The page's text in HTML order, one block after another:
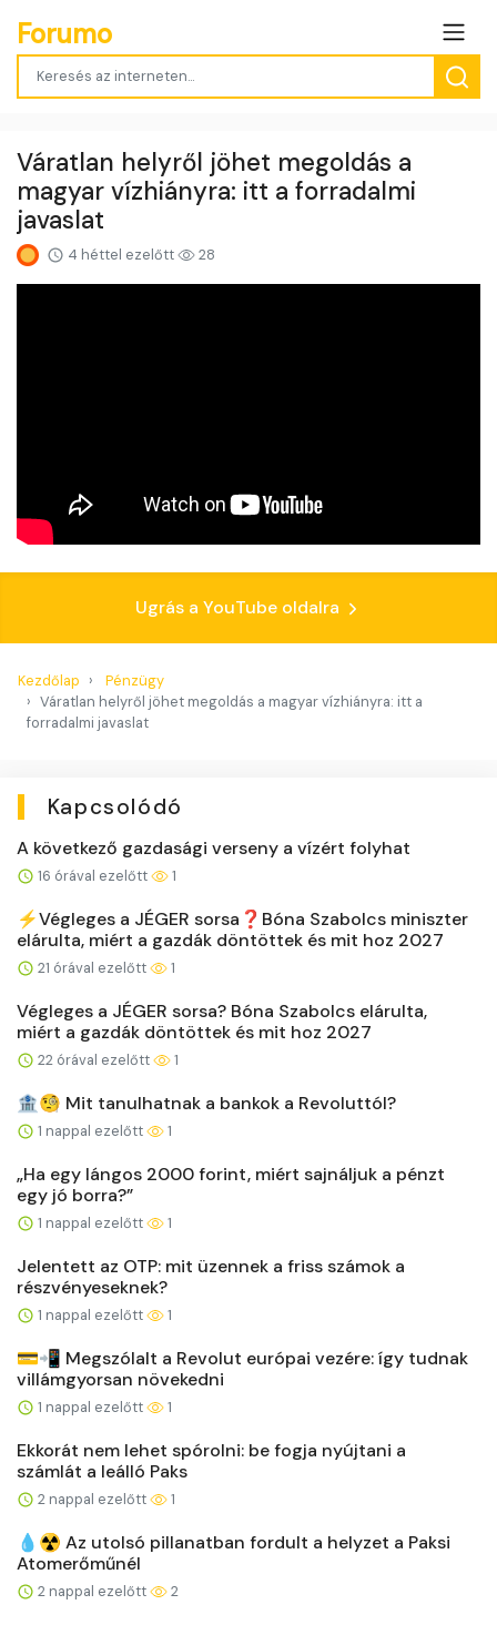
Forumo
Váratlan helyről jöhet megoldás a
magyar vízhiányra: itt a forradalmi
javaslat
4 héttel ezelőtt 28
Ugrás a YouTube oldalra
Kezdőlap
Pénzügy
Váratlan helyről jöhet megoldás a magyar vízhiányra: itt a
forradalmi javaslat
Kapcsolódó
A következő gazdasági verseny a vízért folyhat
16 órával ezelőtt 1
⚡️Végleges a JÉGER sorsa❓Bóna Szabolcs miniszter
elárulta, miért a gazdák döntöttek és mit hoz 2027
21 órával ezelőtt 1
Végleges a JÉGER sorsa? Bóna Szabolcs elárulta,
miért a gazdák döntöttek és mit hoz 2027
22 órával ezelőtt 1
🏦🧐 Mit tanulhatnak a bankok a Revoluttól?
1 nappal ezelőtt 1
„Ha egy lángos 2000 forint, miért sajnáljuk a pénzt
egy jó borra?”
1 nappal ezelőtt 1
Jelentett az OTP: mit üzennek a friss számok a
részvényeseknek?
1 nappal ezelőtt 1
💳📲 Megszólalt a Revolut európai vezére: így tudnak
villámgyorsan növekedni
1 nappal ezelőtt 1
Ekkorát nem lehet spórolni: be fogja nyújtani a
számlát a leálló Paks
2 nappal ezelőtt 1
💧☢️ Az utolsó pillanatban fordult a helyzet a Paksi
Atomerőműnél
2 nappal ezelőtt 2